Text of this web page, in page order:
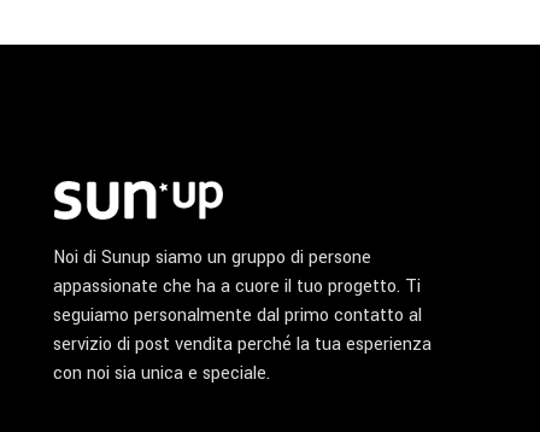
Noi di Sunup siamo un gruppo di persone
appassionate che ha a cuore il tuo progetto. Ti
seguiamo personalmente dal primo contatto al
servizio di post vendita perché la tua esperienza
con noi sia unica e speciale.